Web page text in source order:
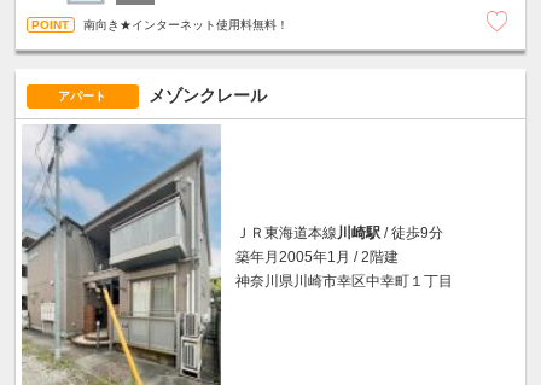
南向き★インターネット使用料無料！
アパート メゾンクレール
ＪＲ東海道本線川崎駅 / 徒歩9分
築年月2005年1月 / 2階建
神奈川県川崎市幸区中幸町１丁目